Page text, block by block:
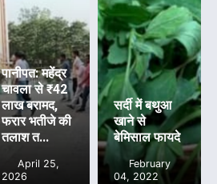
पानीपत: महेंद्र
चावला से ₹42
लाख बरामद,
फरार भतीजे की
तलाश त...
April 25,
2026
सर्दी में बथुआ
खाने से
बेमिसाल फायदे
February
04, 2022